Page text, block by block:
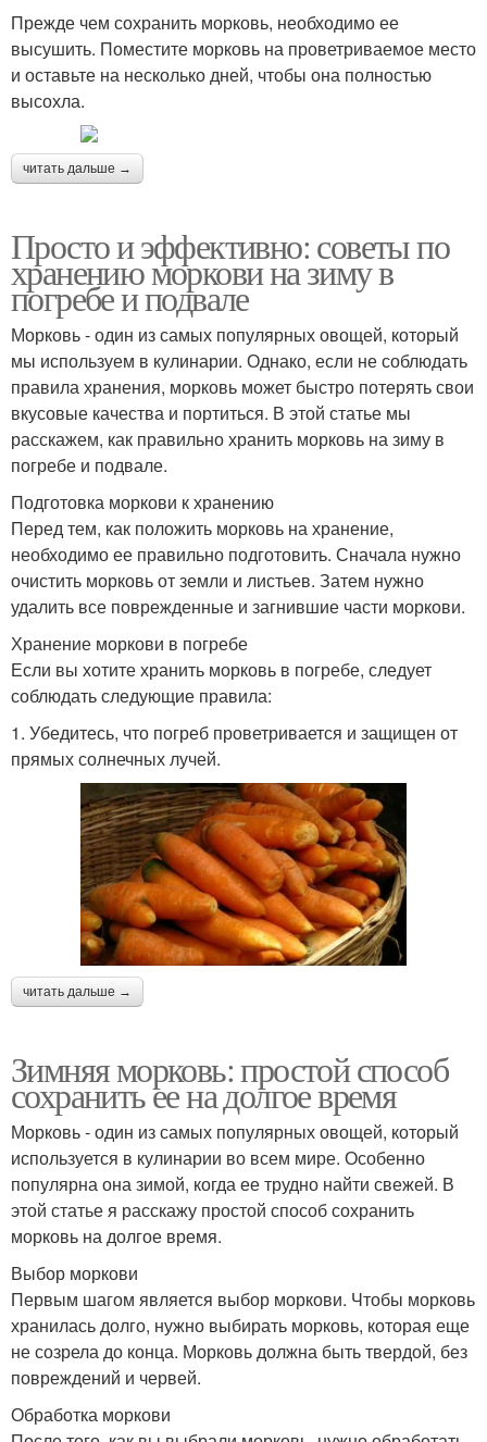
Прежде чем сохранить морковь, необходимо ее
высушить. Поместите морковь на проветриваемое место
и оставьте на несколько дней, чтобы она полностью
высохла.
читать дальше →
Просто и эффективно: советы по
хранению моркови на зиму в
погребе и подвале
Морковь - один из самых популярных овощей, который
мы используем в кулинарии. Однако, если не соблюдать
правила хранения, морковь может быстро потерять свои
вкусовые качества и портиться. В этой статье мы
расскажем, как правильно хранить морковь на зиму в
погребе и подвале.
Подготовка моркови к хранению
Перед тем, как положить морковь на хранение,
необходимо ее правильно подготовить. Сначала нужно
очистить морковь от земли и листьев. Затем нужно
удалить все поврежденные и загнившие части моркови.
Хранение моркови в погребе
Если вы хотите хранить морковь в погребе, следует
соблюдать следующие правила:
1. Убедитесь, что погреб проветривается и защищен от
прямых солнечных лучей.
читать дальше →
Зимняя морковь: простой способ
сохранить ее на долгое время
Морковь - один из самых популярных овощей, который
используется в кулинарии во всем мире. Особенно
популярна она зимой, когда ее трудно найти свежей. В
этой статье я расскажу простой способ сохранить
морковь на долгое время.
Выбор моркови
Первым шагом является выбор моркови. Чтобы морковь
хранилась долго, нужно выбирать морковь, которая еще
не созрела до конца. Морковь должна быть твердой, без
повреждений и червей.
Обработка моркови